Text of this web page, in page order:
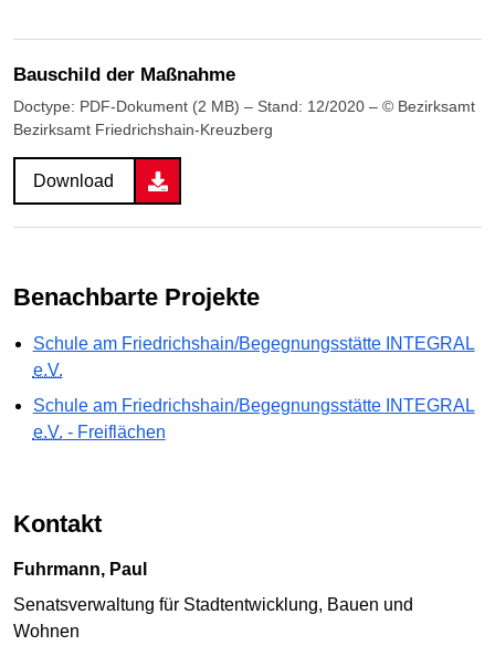
Bauschild der Maßnahme
Doctype: PDF-Dokument (2 MB) – Stand: 12/2020 – © Bezirksamt
Bezirksamt Friedrichshain-Kreuzberg
Download
Benachbarte Projekte
Schule am Friedrichshain/Begegnungsstätte INTEGRAL
e.V.
Schule am Friedrichshain/Begegnungsstätte INTEGRAL
e.V. - Freiflächen
Kontakt
Fuhrmann, Paul
Senatsverwaltung für Stadtentwicklung, Bauen und
Wohnen